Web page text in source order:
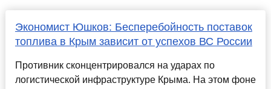
Экономист Юшков: Бесперебойность поставок
топлива в Крым зависит от успехов ВС России
Противник сконцентрировался на ударах по
логистической инфраструктуре Крыма. На этом фоне